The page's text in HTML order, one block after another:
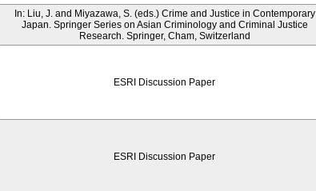
In: Liu, J. and Miyazawa, S. (eds.) Crime and Justice in Contemporary
Japan. Springer Series on Asian Criminology and Criminal Justice
Research. Springer, Cham, Switzerland
ESRI Discussion Paper
ESRI Discussion Paper